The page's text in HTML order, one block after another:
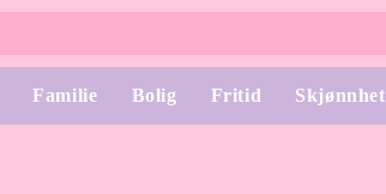
Familie Bolig Fritid Skjønnhet